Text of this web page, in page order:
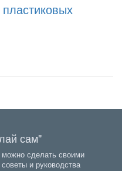
сам"
сделать своими
и руководства